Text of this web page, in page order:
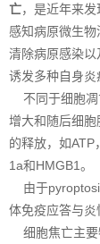
亡，是近年来
感知病原微生
清除病原感染
诱发多种自身炎
不同于细胞凋
增大和随后细
的释放，如
1a和HMGB1。
由于
体免疫应答与炎
细胞焦亡主要